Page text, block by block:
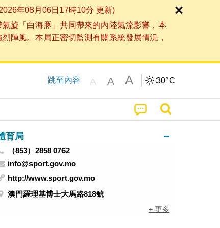
年08月06日17時10分 更新)
旋「白海豚」共同帶來的內陸氣流影響，本
陣風。本局正密切監測有關系統發展情況，
跳至內容 A A A 30°C
育局
（853）2858 0762
info@sport.gov.mo
http://www.sport.gov.mo
澳門羅理基博士大馬路818號
+ 更多